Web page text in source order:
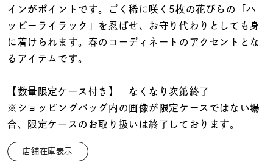
～
価格
在庫 在庫ありのみ すべて表示
インがポイントです。ごく稀に咲く5枚の花びらの「ハ
ッピーライラック」を忍ばせ、お守り代わりとしても身
に着けられます。春のコーディネートのアクセントとな
るアイテムです。
【数量限定ケース付き】 なくなり次第終了
※ショッピングバッグ内の画像が限定ケースではない場
合、限定ケースのお取り扱いは終了しております。
店舗在庫表示